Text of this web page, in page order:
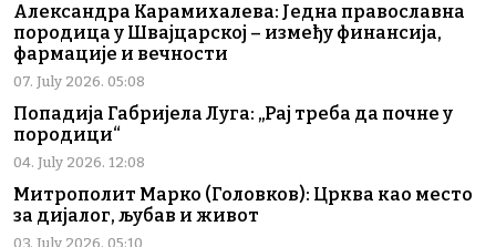
Александра Карамихалева: Једна православна
породица у Швајцарској – између финансија,
фармације и вечности
07. July 2026. 05:08
Попадија Габријела Луга: „Рај треба да почне у
породици“
04. July 2026. 12:08
Митрополит Марко (Головков): Црква као место
за дијалог, љубав и живот
03. July 2026. 05:10